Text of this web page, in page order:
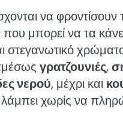
να φροντίσουν
που μπορεί να τα
στεγανωτικό
γρατζουνιές,
νερού, μέχρι και
χωρίς να